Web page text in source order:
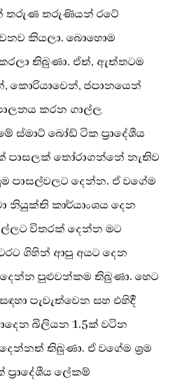
තරුණ තරුණියන් රටේ
කියලා. බොහොම
තිබුණා. ඒත්, ඇත්තටම
කොරියාවෙන්, ජපානයෙන්
කරන ගාල්ල
ස්මාට් බෝඩ් ටික ප්‍රාදේශීය
පාසලක් තෝරාගන්නේ නැතිව
පාසල්වලට දෙන්න. ඒ වගේම
නියුක්ති කාර්යාංශය දෙන
විතරක් දෙන්න මට
ගිහින් ආපු අයට දෙන
දෙන්න පුළුවන්කම තිබුණා. හෙට
පැවැත්වෙන සහ එහිදී
බිලියන 1.5ක් වටින
තිබුණා. ඒ වගේම ශ්‍රම
ප්‍රාදේශීය ලේකම්